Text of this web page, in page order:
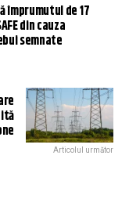
împrumutul de 17
din cauza
semnate
Articolul următor